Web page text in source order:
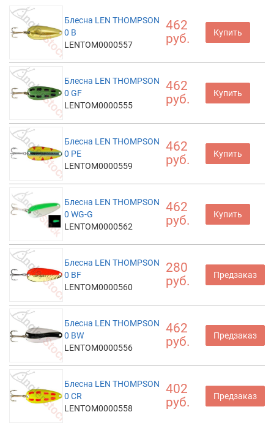
Блесна LEN THOMPSON
0 B
LENTOM0000557
462
руб.
Купить
Блесна LEN THOMPSON
0 GF
LENTOM0000555
462
руб.
Купить
Блесна LEN THOMPSON
0 PE
LENTOM0000559
462
руб.
Купить
Блесна LEN THOMPSON
0 WG-G
LENTOM0000562
462
руб.
Купить
Блесна LEN THOMPSON
0 BF
LENTOM0000560
280
руб.
Предзаказ
Блесна LEN THOMPSON
0 BW
LENTOM0000556
462
руб.
Предзаказ
Блесна LEN THOMPSON
0 CR
LENTOM0000558
402
руб.
Предзаказ